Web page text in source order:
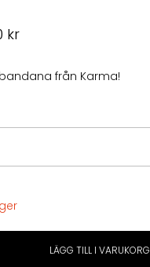
kr
från Karma!
LÄGG TILL I VARUKORG